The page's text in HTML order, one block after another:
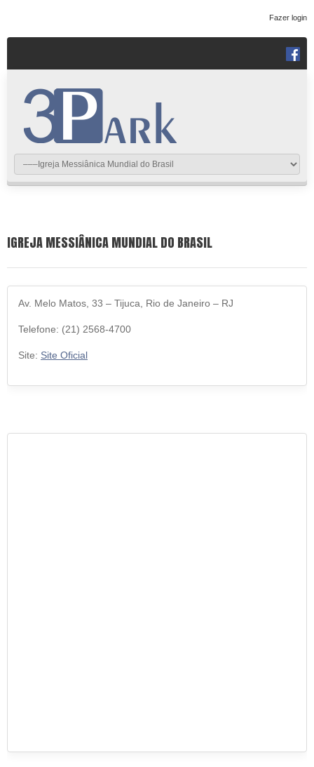
Fazer login
IGREJA MESSIÂNICA MUNDIAL DO BRASIL
Av. Melo Matos, 33 – Tijuca, Rio de Janeiro – RJ
Telefone: (21) 2568-4700
Site: Site Oficial